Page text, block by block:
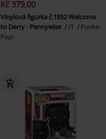
Kč 379,00
Vinylová figurka č.1852 Welcome
to Derry - Pennywise
IT
Funko
Pop!